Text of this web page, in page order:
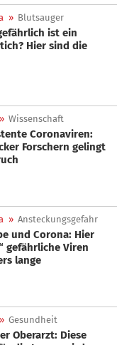
» Blutsauger
Hier sind die
» Wissenschaft
Forschern gelingt
» Ansteckungsgefahr
gefährliche Viren
lange
» Gesundheit